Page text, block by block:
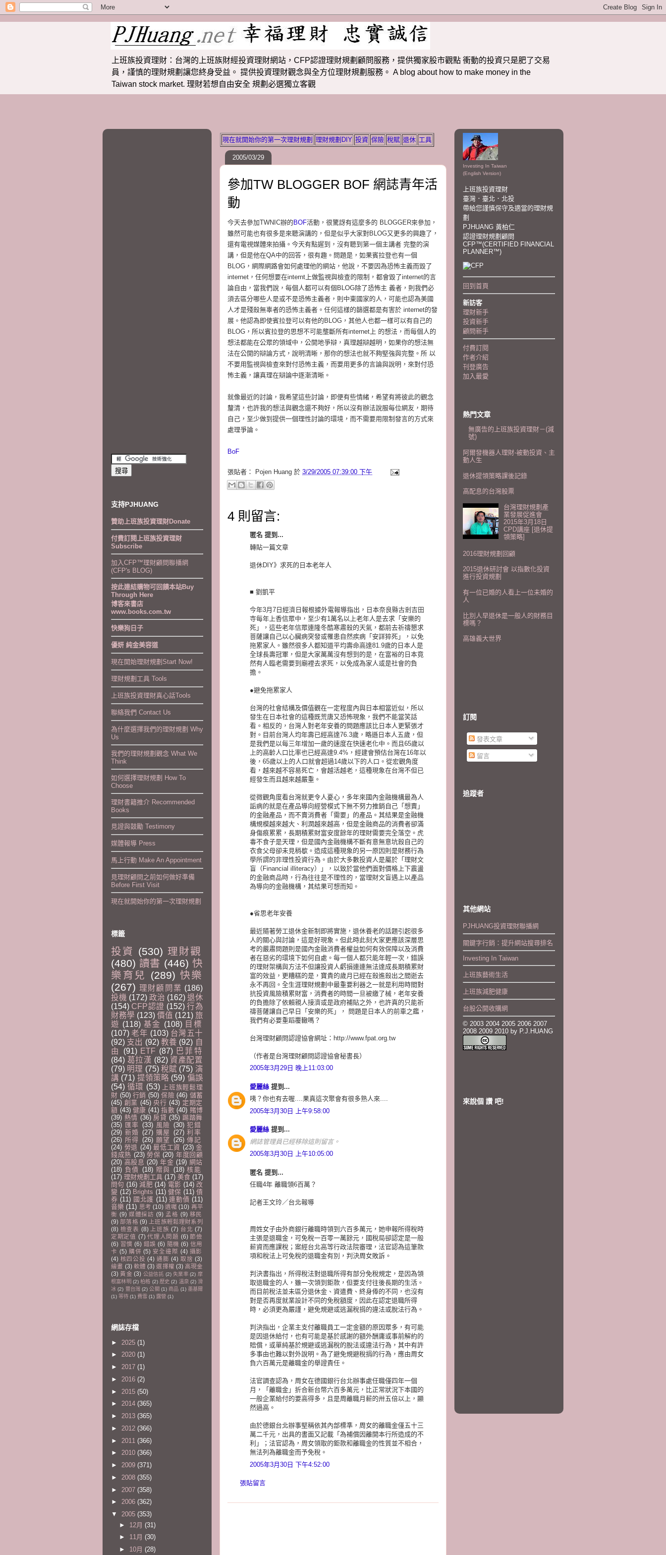
上班族投資理財：台灣的上班族財經投資理財網站，CFP認證理財規劃顧問服務，提供獨家股市觀點 衝動的投資只是肥了交易
員，謹慎的理財規劃讓您終身受益。 提供投資理財觀念與全方位理財規劃服務。 A blog about how to make money in the
Taiwan stock market. 理財若想自由安全 規劃必選獨立客觀
現在就開始你的第一次理財規劃 理財規劃DIY 投資 保險 稅賦 退休 工具
2005/03/29
參加TW BLOGGER BOF 網誌青年活
動
今天去參加TWNIC辦的 BOF活動，很驚訝有這麼多的 BLOGGER來參加，
雖然可能也有很多是來聽演講的，但是似乎大家對BLOG又更多的興趣了，
還有電視媒體來拍攝。今天有點遲到，沒有聽到第一個主講者 完整的演
講，但是他在QA中的回答，很有趣。問題是，如果賓拉登也有一個
BLOG，網際網路會如何處理他的網站，他說，不要因為恐怖主義而毀了
internet，任何想要在internt上做監視與檢查的限制，都會毀了internet的言
論自由，當我們說，每個人都可以有個BLOG除了恐怖主 義者，則我們必
須去區分哪些人是或不是恐怖主義者，則中東國家的人，可能也認為美國
人才是殘殺無辜者的恐怖主義者。任何這樣的篩選都是有害於 internet的發
展。他認為即使賓拉登可以有他的BLOG，其他人也都一樣可以有自己的
BLOG，所以賓拉登的思想不可能壟斷所有internet上 的想法，而每個人的
想法都能在公眾的領域中，公開地爭辯，真理越辯越明，如果你的想法無
法在公開的辯論方式，說明清晰，那你的想法也就不夠堅強與完整。所 以
不要用監視與檢查來對付恐怖主義，而要用更多的言論與說明，來對付恐
怖主義，讓真理在辯論中逐漸清晰。
就像最近的討論，我希望這些討論，即便有些情緒，希望有將彼此的觀念
釐清，也許我的想法與觀念還不夠好，所以沒有辦法說服每位網友，期待
自己，至少做到提供一個理性討論的環境，而不需要用限制發言的方式來
處理爭論。
BoF
張貼者： Pojen Huang 於 3/29/2005 07:39:00 下午
4 則留言:
匿名 提到...
轉貼一篇文章
退休DIY》求死的日本老年人
■ 劉凱平
今年3月7日經濟日報根據外電報導指出，日本奈良縣古剎吉田
寺每年上香信眾中，至少有1萬名以上老年人是去求「安樂的
死」，這些老年信眾連隆冬酷寒肅殺的天氣，都前去祈禱懇求
菩薩讓自己以心臟病突發或罹患自然疾病「安詳猝死」，以免
拖累家人。雖然很多人都知道平均壽命高達81.9歲的日本人是
全球長壽冠軍，但是大家萬萬沒有想到的是，在富裕的日本竟
然有人臨老需要到廟裡去求死，以免成為家人或是社會的負
擔。
●避免拖累家人
台灣的社會結構及價值觀在一定程度內與日本相當近似，所以
發生在日本社會的這種既荒唐又恐怖現象，我們不能當笑話
看。相反的，台灣人對老年安養的問題應該比日本人更緊張才
對。目前台灣人均年壽已經高達76.3歲，略遜日本人五歲，但
是我們是以每三年增加一歲的速度在快速老化中。而且65歲以
上的高齡人口比率也已經高達9.4%，經建會預估台灣在16年以
後，65歲以上的人口就會超過14歲以下的人口。從宏觀角度
看，越來越不容易死亡，會越活越老，這種現象在台灣不但已
經發生而且越來越嚴重。
從微觀角度看台灣就更令人憂心，多年來國內金融機構最為人
詬病的就是在產品導向經營模式下無不努力推銷自己「想賣」
的金融產品，而不賣消費者「需要」的產品。其結果是金融機
構規模越來越大、利潤越來越高，但是金融商品的消費者卻滿
身傷痕累累，長期積累財富安度餘年的理財需要完全落空。虎
毒不食子是天理，但是國內金融機構不斷有意無意坑殺自己的
衣食父母卻未見稍歇。造成這種現象的另一原因則是財務行為
學所謂的非理性投資行為。由於大多數投資人是屬於「理財文
盲（Financial illiteracy）」，以致於當他們面對價格上下震盪
的金融商品時，行為往往是不理性的，當理財文盲遇上以產品
為導向的金融機構，其結果可想而知。
●省思老年安養
最近隨著勞工退休金新制即將實施，退休養老的話題引起很多
人的關心與討論，這是好現象。但此時此刻大家更應該深層思
考的嚴肅問題則是國內金融消費者權益如何有效保障以及消費
者在惡劣的環境下如何自處。每一個人都只能年輕一次，錯誤
的理財架構與方法不但讓投資人虧損連連無法達成長期積累財
富的效益，更糟糕的是，寶貴的歲月已經在殺進殺出之間逝去
永不再回。全生涯理財規劃中最重要利器之一就是利用時間對
抗投資風險積累財富，消費者的時間一旦被繳了械，老年安養
的負擔除了依賴親人接濟或是政府補貼之外，也許真的只能祈
禱菩薩讓自己早日「安樂的死」， 問題是日本人的前車之鑑，
我們有必要重蹈覆轍嗎？
台灣理財顧問認證協會網址：http://www.fpat.org.tw
（作者是台灣理財顧問認證協會秘書長）
2005年3月29日 晚上11:03:00
愛麗絲 提到...
咦？你也有去喔....果真這次聚會有很多熟人來....
2005年3月30日 上午9:58:00
愛麗絲 提到...
網誌管理員已經移除這則留言。
2005年3月30日 上午10:05:00
匿名 提到...
任職4年 離職領6百萬？
記者王文玲／台北報導
周姓女子由外商銀行離職時領到六百多萬元，她申報所得稅時
主張是退職金，可免稅一百零一萬餘元，國稅局卻認定是一般
薪資而應課稅；案經台北高等行政法院審理，法官認為這筆款
項和稅法上可免稅的退職金有別，判決周女敗訴。
判決書指出，所得稅法對退職所得有部分免稅規定，是因為領
取退職金的人，雖一次領到鉅款，但要支付往後長期的生活。
而目前稅法並未區分退休金、資遣費、終身俸的不同，也沒有
對是否再度就業設計不同的免稅額度，因此在認定退職所得
時，必須更為嚴謹，避免規避或逃漏稅捐的違法或脫法行為。
判決指出，企業主支付離職員工一定金額的原因眾多，有可能
是因退休給付，也有可能是基於感謝的額外酬庸或事前解約的
賠償，或單純基於規避或逃漏稅的脫法或違法行為，其中有許
多事由也難以對外說明。為了避免規避稅捐的行為，應由周女
負六百萬元是離職金的舉證責任。
法官調查認為，周女在德國銀行台北辦事處任職僅四年一個
月，「離職金」折合新台幣六百多萬元，比正常狀況下本國的
一般企業給付的要高得多，且是周離職月薪的卅五倍以上，顯
然過高。
由於德銀台北辦事堅稱依其內部標準，周女的離職金僅五十三
萬二千元，出具的書面又記載「為補償因離開本行所造成的不
利」；法官認為，周女領取的鉅款和離職金的性質並不相合，
無法列為離職金而予免稅。
2005年3月30日 下午4:52:00
張貼留言
支持PJHUANG
贊助上班族投資理財Donate
付費訂閱上班族投資理財
Subscribe
加入CFP™理財顧問聯播網
(CFP's BLOG)
按此連結購物可回饋本站Buy
Through Here
博客來書店
www.books.com.tw
快樂狗日子
優妍 純金美容道
現在開始理財規劃Start Now!
理財規劃工具 Tools
上班族投資理財真心話Tools
聯絡我們 Contact Us
為什麼選擇我們的理財規劃 Why
Us
我們的理財規劃觀念 What We
Think
如何選擇理財規劃 How To
Choose
理財書籍推介 Recommended
Books
見證與鼓勵 Testimony
媒體報導 Press
馬上行動 Make An Appointment
見理財顧問之前如何做好準備
Before First Visit
現在就開始你的第一次理財規劃
標籤
投資 (530) 理財觀
(480) 讀書 (446) 快
樂育兒
(289) 快樂
(267) 理財顧問業 (186)
投機 (172) 政治 (162) 退休
(154) CFP認證 (152) 行為
財務學 (123) 價值 (121) 旅
遊 (118) 基金 (108) 目標
(107) 老年 (103) 台灣五十
(92) 支出 (92) 教養 (92) 自
由
(91) ETF (87) 巴菲特
(84) 葛拉漢 (82) 資產配置
(79) 明理 (75) 稅賦 (75) 演
講 (71) 提領策略 (59) 偏誤
(54) 循環 (53)
上班族輕鬆理
財 (50) 行銷 (50) 保險 (46) 儲蓄
(45) 創業 (45) 央行 (43) 定期定
額 (43) 健康 (41) 指數 (40) 賭博
(39) 熱情 (36) 房貸 (35) 踢踏舞
(35) 匯率 (33) 風險 (30) 犯錯
(29) 新婚 (27) 購屋 (27) 利率
(26) 所得 (26) 願望 (26) 傳記
(24) 勞退 (24) 最低工資 (23) 金
錢成熟 (23) 勞保 (20) 年度回顧
(20) 高股息 (20) 年金 (19) 網站
(18) 負債 (18) 贈與 (18) 核能
(17) 理財規劃工具 (17) 美食 (17)
問句 (16) 減肥 (14) 電影 (14) 改
變 (12) Brights (11) 健保 (11) 債
券 (11) 國北護 (11) 連動債 (11)
音樂 (11) 思考 (10) 遺囑 (10) 再平
衡 (9) 媒體採訪 (9) 孟格 (9) 移民
(9) 部落格 (9)
上班族輕鬆理財系列
(8) 檢查表 (8) 上班族 (7) 台北 (7)
定期定值 (7) 代理人問題 (6) 節儉
(6) 習慣 (6) 錯誤 (6) 隨機 (6) 信用
卡 (5) 購併 (5) 安全邊際 (4) 攝影
(4) 核四公投 (4) 通膨 (4) 取捨 (3)
繪畫 (3) 軟體 (3) 選擇權 (3) 高現金
(3) 黃金 (3) 公益信託 (2) 失業率 (2) 摩
根富林明 (2) 柏格 (2) 歷史 (2) 溫泉 (2) 滑
冰 (2) 豐台灣 (2) 公關 (1) 商品 (1) 墨基爾
(1) 等待 (1) 費雪 (1) 露營 (1)
網誌存檔
► 2025 (1)
► 2020 (1)
► 2017 (1)
► 2016 (2)
► 2015 (50)
► 2014 (365)
► 2013 (365)
► 2012 (366)
► 2011 (366)
► 2010 (366)
► 2009 (371)
► 2008 (355)
► 2007 (358)
► 2006 (362)
▼ 2005 (353)
► 12月 (31)
► 11月 (30)
► 10月 (28)
Investing In Taiwan
(English Version)
上班族投資理財
臺灣．臺北．北投
帶給您謹慎保守及適當的理財規
劃
PJHUANG 黃柏仁
認證理財規劃顧問
CFP™(CERTIFIED FINANCIAL
PLANNER™)
回到首頁
新訪客
理財新手
投資新手
顧問新手
付費訂閱
作者介紹
刊登廣告
加入最愛
熱門文章
無廣告的上班族投資理財－(減
號)
阿爾發機器人理財-被動投資、主
動人生
退休提領策略課後記錄
高配息的台灣股票
台灣理財規劃產
業發展促進會
2015年3月18日
CPD講座 [退休提
領策略]
2016理財規劃回顧
2015退休研討會 以指數化投資
進行投資規劃
有一位已婚的人看上一位未婚的
人
比別人早退休是一般人的財務目
標嗎？
高雄義大世界
訂閱
發表文章
留言
追蹤者
其他網站
PJHUANG投資理財聯播網
關鍵字行銷：提升網站搜尋排名
Investing In Taiwan
上班族藝術生活
上班族減肥健康
台股公開收購網
© 2003 2004 2005 2006 2007
2008 2009 2010 by P.J.HUANG
來說個 讚 吧!